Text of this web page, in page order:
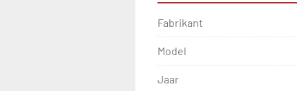
Fabrikant
Model
Jaar